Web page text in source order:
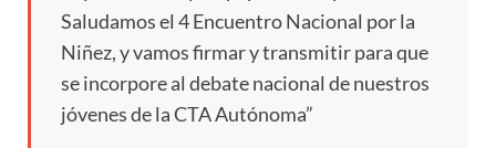
Saludamos el 4 Encuentro Nacional por la
Niñez, y vamos firmar y transmitir para que
se incorpore al debate nacional de nuestros
jóvenes de la CTA Autónoma”